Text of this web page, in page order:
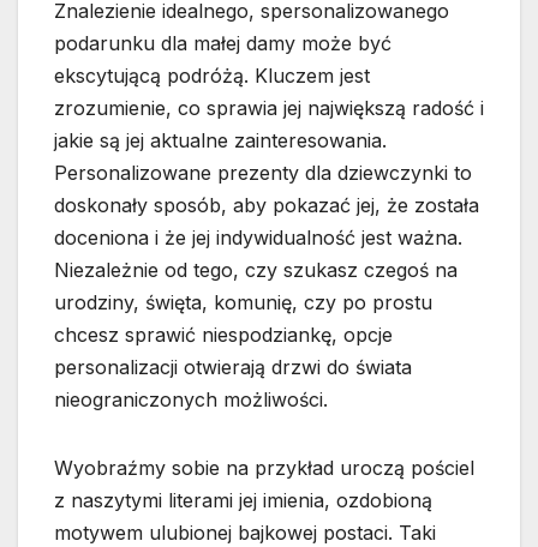
Znalezienie idealnego, spersonalizowanego
podarunku dla małej damy może być
ekscytującą podróżą. Kluczem jest
zrozumienie, co sprawia jej największą radość i
jakie są jej aktualne zainteresowania.
Personalizowane prezenty dla dziewczynki to
doskonały sposób, aby pokazać jej, że została
doceniona i że jej indywidualność jest ważna.
Niezależnie od tego, czy szukasz czegoś na
urodziny, święta, komunię, czy po prostu
chcesz sprawić niespodziankę, opcje
personalizacji otwierają drzwi do świata
nieograniczonych możliwości.
Wyobraźmy sobie na przykład uroczą pościel
z naszytymi literami jej imienia, ozdobioną
motywem ulubionej bajkowej postaci. Taki